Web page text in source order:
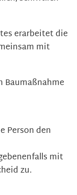
erarbeitet die
mit
Baumaßnahme
Person den
mit
zu.